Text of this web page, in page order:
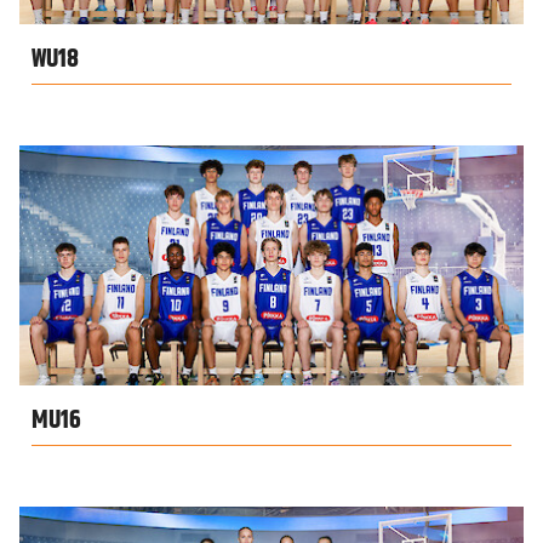
WU18
MU16